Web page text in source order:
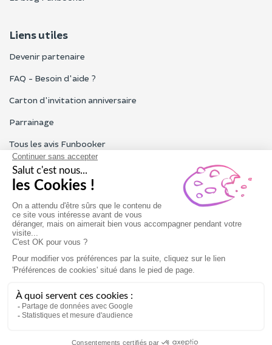
Liens utiles
Devenir partenaire
FAQ - Besoin d'aide ?
Carton d'invitation anniversaire
Parrainage
Tous les avis Funbooker
Particuliers, entreprises, professionnels
Notre service client est ouvert du lundi au vendredi de 9h à 18h
Nous contacter
Conditions générales
Mentions légales